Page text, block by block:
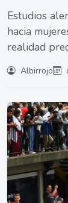
Estudios
hacia
realidad
Albirrojo